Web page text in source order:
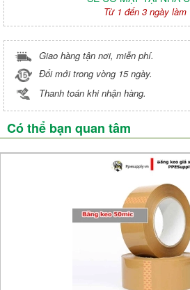
Từ 1 đến 3 ngày làm
Giao hàng tận nơi, miễn phí.
Đổi mới trong vòng 15 ngày.
Thanh toán khi nhận hàng.
Có thể bạn quan tâm